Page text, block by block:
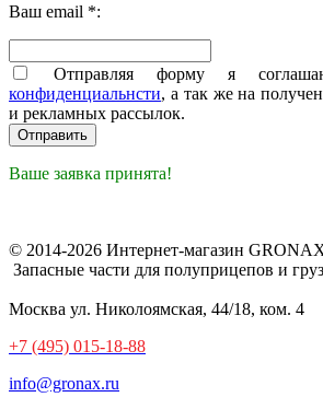
Ваш email *:
Отправляя форму я
конфиденциальнсти, а так же на
и рекламных рассылок.
Ваше заявка принята!
© 2014-2026 Интернет-магазин
Запасные части для полуприцепов и
Москва ул. Николоямская, 44/18, ком. 4
+7 (495) 015-18-88
info@gronax.ru